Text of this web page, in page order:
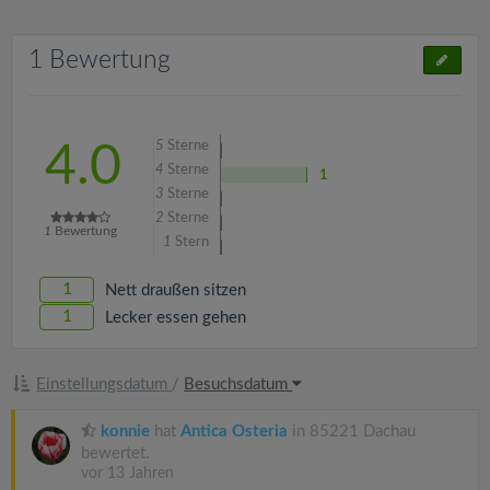
1 Bewertung
4.0
1 Bewertung
5 Sterne
4 Sterne
1
3 Sterne
2 Sterne
1 Stern
1 Nett draußen sitzen
1 Lecker essen gehen
Einstellungsdatum / Besuchsdatum
konnie hat Antica Osteria in 85221 Dachau
bewertet.
vor 13 Jahren